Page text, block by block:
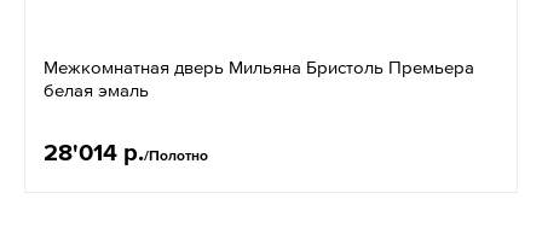
Межкомнатная дверь Мильяна Бристоль Премьера
белая эмаль
28'014 р./Полотно